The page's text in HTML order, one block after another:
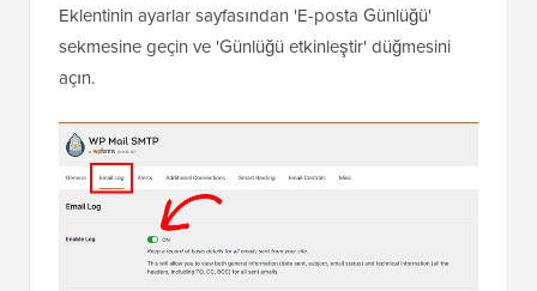
Eklentinin ayarlar sayfasından 'E-posta Günlüğü'
sekmesine geçin ve 'Günlüğü etkinleştir' düğmesini
açın.